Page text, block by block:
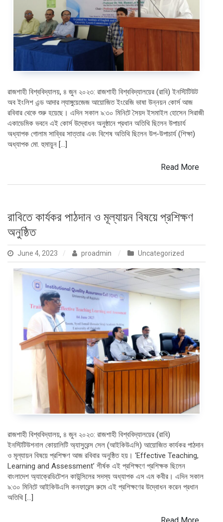
রাজশাহী বিশ্ববিদ্যালয়, ৪ জুন ২০২৩: রাজশাহী বিশ্ববিদ্যালয়ের (রাবি) ইনস্টিটিউট
অব ইংলিশ এন্ড আদার ল্যাঙ্গুয়েজেজ আয়োজিত ইংরেজি ভাষা উন্নয়ন কোর্স আজ
রবিবার থেকে শুরু হয়েছে। এদিন সকাল ৯:৩০ মিনিটে সৈয়দ ইসমাইল হোসেন সিরাজী
একাডেমিক ভবনে এই কোর্স উদ্বোধন অনুষ্ঠানে প্রধান অতিথি ছিলেন উপাচার্য
অধ্যাপক গোলাম সাব্বির সাত্তার এবং বিশেষ অতিথি ছিলেন উপ-উপাচার্য (শিক্ষা)
অধ্যাপক মো. হুমায়ুন […]
Read More
রাবিতে কার্যকর পাঠদান ও মূল্যায়ন বিষয়ে প্রশিক্ষণ
অনুষ্ঠিত
June 4, 2023 proadmin Uncategorized
রাজশাহী বিশ্ববিদ্যালয়, ৪ জুন ২০২৩: রাজশাহী বিশ্ববিদ্যালয়ের (রাবি)
ইনস্টিটিউশনাল কোয়ালিটি অ্যাসুরেন্স সেল (আইকিউএসি) আয়োজিত কার্যকর পাঠদান
ও মূল্যায়ন বিষয়ে প্রশিক্ষণ আজ রবিবার অনুষ্ঠিত হয়। ‘Effective Teaching,
Learning and Assessment’ শীর্ষক এই প্রশিক্ষণে প্রশিক্ষক ছিলেন
বাংলাদেশ অ্যাক্রেডিটেশন কাউন্সিলের সদস্য অধ্যাপক এস এম কবীর। এদিন সকাল
৯:৩০ মিনিটে আইকিউএসি কনফারেন্স রুমে এই প্রশিক্ষণের উদ্বোধন করেন প্রধান
অতিথি […]